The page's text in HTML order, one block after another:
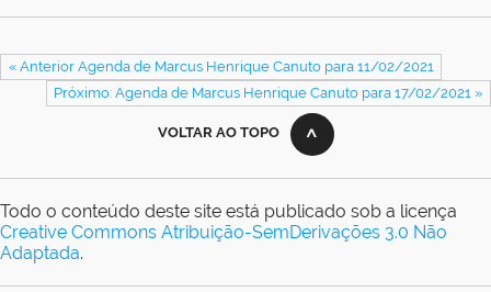
« Anterior Agenda de Marcus Henrique Canuto para 11/02/2021
Próximo: Agenda de Marcus Henrique Canuto para 17/02/2021 »
VOLTAR AO TOPO
Todo o conteúdo deste site está publicado sob a licença
Creative Commons Atribuição-SemDerivações 3.0 Não
Adaptada.